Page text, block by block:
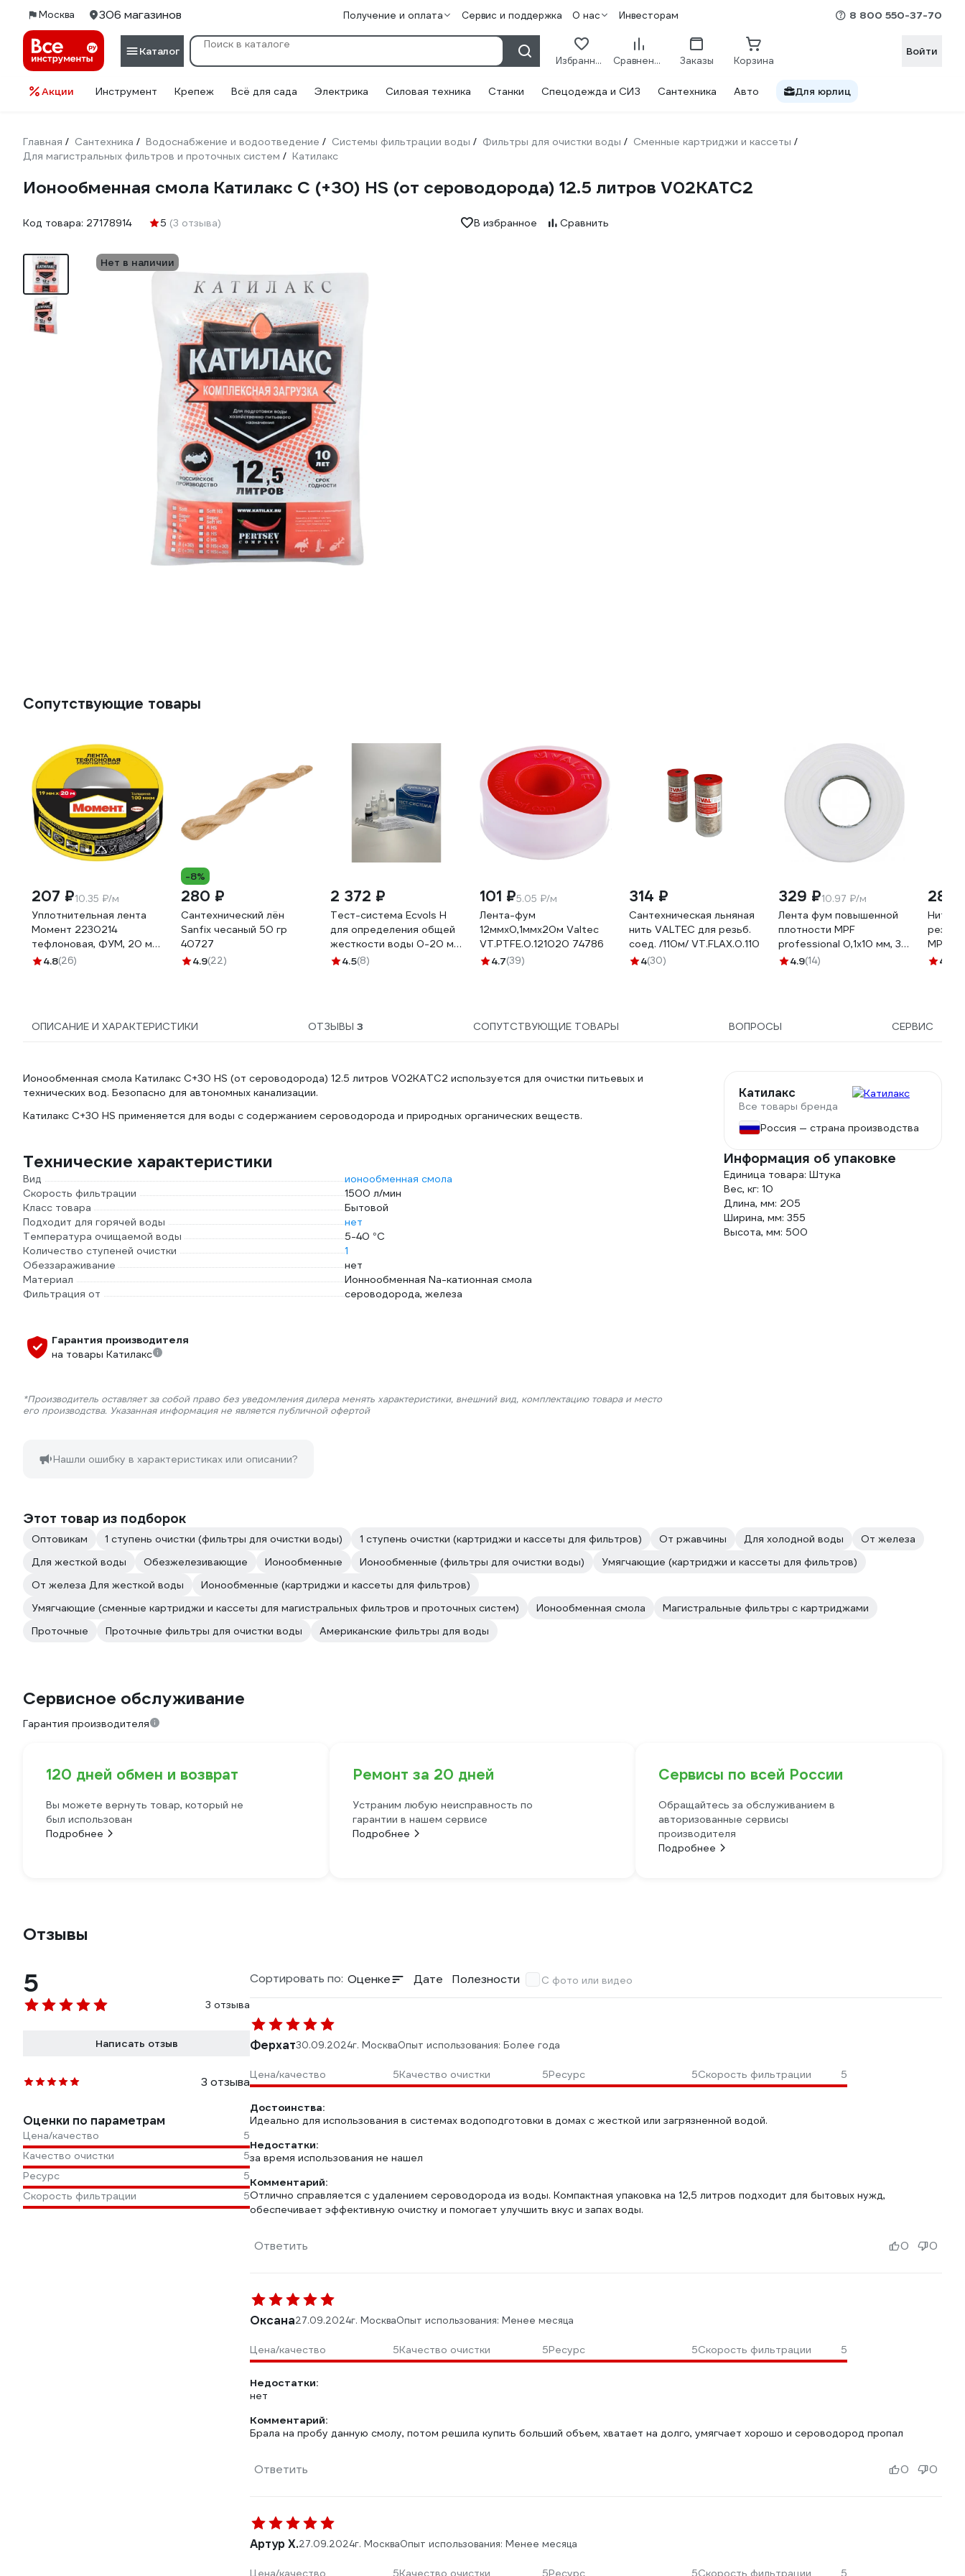
Москва 306 магазинов Получение и оплата Сервис и поддержка О нас Инвесторам 8 800 550-37-70
Каталог
Избранное Сравнение Заказы Корзина
Войти
Акции Инструмент Крепеж Всё для сада Электрика Силовая техника Станки Спецодежда и СИЗ Сантехника Авто Для юрлиц
Главная / Сантехника / Водоснабжение и водоотведение / Системы фильтрации воды / Фильтры для очистки воды / Сменные картриджи и кассеты /
Для магистральных фильтров и проточных систем / Катилакс
Ионообменная смола Катилакс С (+30) HS (от сероводорода) 12.5 литров V02KATC2
Код товара: 27178914 5 (3 отзыва) В избранное Сравнить
Нет в наличии
Сопутствующие товары
207 ₽10.35 ₽/м
Уплотнительная лента
Момент 2230214
тефлоновая, ФУМ, 20 м
3049500
4.8(26)
-8%
280 ₽
Сантехнический лён
Sanfix чесаный 50 гр
40727
4.9(22)
2 372 ₽
Тест-система Ecvols H
для определения общей
жесткости воды 0-20 мг.
экв/л, 50 тестов
4.5(8)
101 ₽5.05 ₽/м
Лента-фум
12ммх0,1ммх20м Valtec
VT.PTFE.0.121020 74786
4.7(39)
314 ₽
Сантехническая льняная
нить VALTEC для резьб.
соед. /110м/ VT.FLAX.0.110
4(30)
329 ₽10.97 ₽/м
Лента фум повышенной
плотности MPF
professional 0,1х10 мм, 30
м ИС.131778
4.9(14)
289
Нить
MPF
4.4
ОПИСАНИЕ И ХАРАКТЕРИСТИКИ ОТЗЫВЫ 3 СОПУТСТВУЮЩИЕ ТОВАРЫ ВОПРОСЫ СЕРВИС
Ионообменная смола Катилакс C+30 HS (от сероводорода) 12.5 литров V02KATC2 используется для очистки питьевых и
технических вод. Безопасно для автономных канализации.
Катилакс С+30 HS применяется для воды с содержанием сероводорода и природных органических веществ.
Технические характеристики
Вид
ионообменная смола
Скорость фильтрации
1500 л/мин
Класс товара
Бытовой
Подходит для горячей воды
нет
Температура очищаемой воды
5-40 °С
Количество ступеней очистки
1
Обеззараживание
нет
Материал
Ионнообменная Na-катионная смола
Фильтрация от
сероводорода, железа
Гарантия производителя
на товары Катилакс
*Производитель оставляет за собой право без уведомления дилера менять характеристики, внешний вид, комплектацию товара и место
его производства. Указанная информация не является публичной офертой
Нашли ошибку в характеристиках или описании?
Катилакс
Все товары бренда
Россия — страна производства
Информация об упаковке
Единица товара: Штука
Вес, кг: 10
Длина, мм: 205
Ширина, мм: 355
Высота, мм: 500
Этот товар из подборок
Оптовикам 1 ступень очистки (фильтры для очистки воды) 1 ступень очистки (картриджи и кассеты для фильтров) От ржавчины Для холодной воды
От железа
Для жесткой воды
Обезжелезивающие Ионообменные Ионообменные (фильтры для очистки воды)
Умягчающие (картриджи и кассеты для фильтров)
От железа Для жесткой воды
Ионообменные (картриджи и кассеты для фильтров)
Умягчающие (сменные картриджи и кассеты для магистральных фильтров и проточных систем)
Ионообменная смола
Магистральные фильтры с картриджами
Проточные
Проточные фильтры для очистки воды Американские фильтры для воды
Сервисное обслуживание
Гарантия производителя
120 дней обмен и возврат
Вы можете вернуть товар, который не
был использован
Подробнее
Ремонт за 20 дней
Устраним любую неисправность по
гарантии в нашем сервисе
Подробнее
Сервисы по всей России
Обращайтесь за обслуживанием в
авторизованные сервисы
производителя
Подробнее
Отзывы
5
3 отзыва
Написать отзыв
3 отзыва
Оценки по параметрам
Цена/качество
5
Качество очистки
5
Ресурс
5
Скорость фильтрации
5
Сортировать по: Оценке Дате Полезности С фото или видео
Ферхат30.09.2024г. МоскваОпыт использования: Более года
Цена/качество 5Качество очистки 5Ресурс 5Скорость фильтрации 5
Достоинства:
Идеально для использования в системах водоподготовки в домах с жесткой или загрязненной водой.
Недостатки:
за время использования не нашел
Комментарий:
Отлично справляется с удалением сероводорода из воды. Компактная упаковка на 12,5 литров подходит для бытовых нужд,
обеспечивает эффективную очистку и помогает улучшить вкус и запах воды.
Ответить 0 0
Оксана27.09.2024г. МоскваОпыт использования: Менее месяца
Цена/качество 5Качество очистки 5Ресурс 5Скорость фильтрации 5
Недостатки:
нет
Комментарий:
Брала на пробу данную смолу, потом решила купить больший объем, хватает на долго, умягчает хорошо и сероводород пропал
Ответить 0 0
Артур Х.27.09.2024г. МоскваОпыт использования: Менее месяца
Цена/качество 5Качество очистки 5Ресурс 5Скорость фильтрации 5